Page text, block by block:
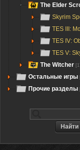
The Elder
Skyrim
TES III:
TES IV:
TES V:
The Witcher
Остальные игры
Прочие разделы